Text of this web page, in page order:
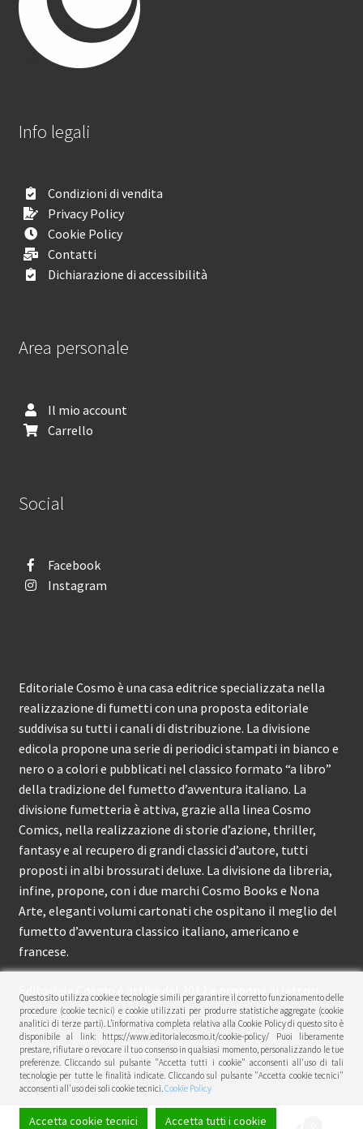
Info legali
Condizioni di vendita
Privacy Policy
Cookie Policy
Contatti
Dichiarazione di accessibilità
Area personale
Il mio account
Carrello
Social
Facebook
Instagram
Editoriale Cosmo è una casa editrice specializzata nella
realizzazione di fumetti con una proposta editoriale
suddivisa su tutti i canali di distribuzione. La divisione
edicola propone una serie di periodici stampati in bianco e
nero o a colori e pubblicati nel classico formato “a libro”
della tradizione del fumetto d’avventura italiano. La
divisione fumetteria è attiva, grazie alla linea Cosmo
Comics, nella realizzazione di storie d’azione, thriller,
fantasy e al recupero di grandi classici d’autore, tutti
proposti in albi brossurati deluxe. La divisione da libreria,
infine, propone, con i due marchi Cosmo Books e Nona
Arte, eleganti volumi cartonati che ospitano il meglio del
fumetto d’avventura classico italiano, americano e
francese.
Editoriale Cosmo è attiva dal 2012 e propone ai lettori
circa 150 pubblicazioni l’anno.
© Editoriale Cosmo 2026
Privacy Policy
Questo sito utilizza cookie e tecnologie simili per garantire il corretto funzionamento delle
procedure (cookie tecnici) e cookie utilizzati per produrre statistiche aggregate (cookie
analitici di terze parti). L’informativa completa relativa alla Cookie Policy di questo sito è
disponibile al link: https://www.editorialecosmo.it/cookie-policy/ Puoi liberamente
prestare, rifiutare o revocare il tuo consenso in qualsiasi momento, personalizzando le tue
preferenze. Cliccando sul pulsante "Accetta tutti i cookie" acconsenti all'uso di tali
tecnologie per tutte le finalità indicate. Cliccando sul pulsante "Accetta cookie tecnici"
acconsenti all'uso dei soli cookie tecnici.Cookie Policy
Accetta cookie tecnici Accetta tutti i cookie